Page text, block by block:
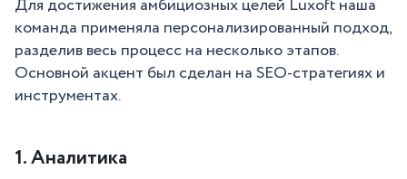
Для достижения амбициозных целей Luxoft наша
команда применяла персонализированный подход,
разделив весь процесс на несколько этапов.
Основной акцент был сделан на SEO-стратегиях и
инструментах.
1. Аналитика